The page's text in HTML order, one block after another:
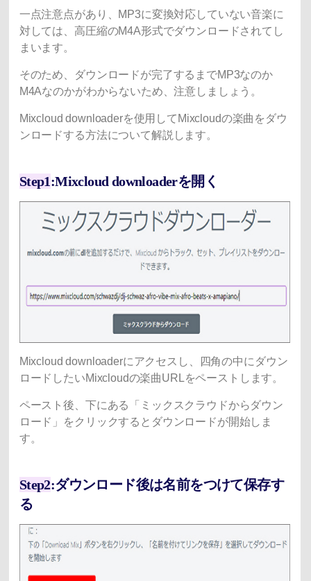
一点注意点があり、MP3に変換対応していない音楽に
対しては、高圧縮のM4A形式でダウンロードされてし
まいます。
そのため、ダウンロードが完了するまでMP3なのか
M4Aなのかがわからないため、注意しましょう。
Mixcloud downloaderを使用してMixcloudの楽曲をダウ
ンロードする方法について解説します。
Step1:Mixcloud downloaderを開く
Mixcloud downloaderにアクセスし、四角の中にダウン
ロードしたいMixcloudの楽曲URLをペーストします。
ペースト後、下にある「ミックスクラウドからダウン
ロード」をクリックするとダウンロードが開始しま
す。
Step2:ダウンロード後は名前をつけて保存す
る